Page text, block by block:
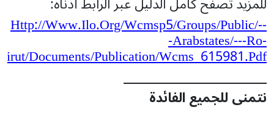
Http://www.ilo.org/wcmsp5/groups/public/--
-arabstates/---Ro-
documents/publication/wcms_615981.pdf
نتمنى للجميع الفائدة